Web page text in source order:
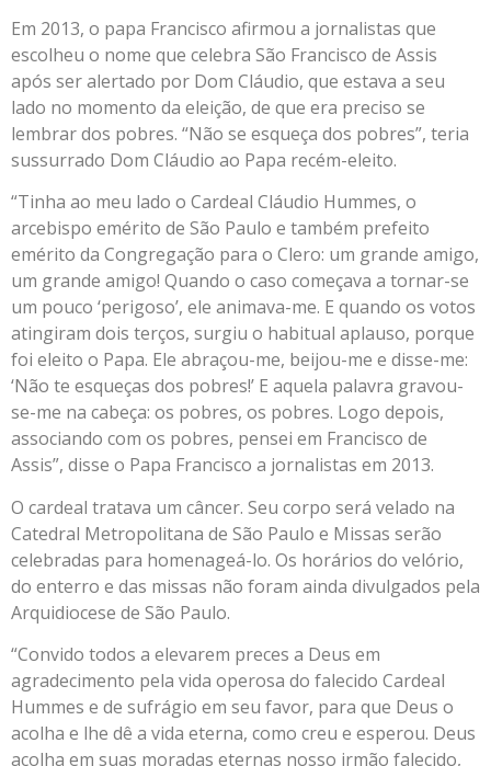
Em 2013, o papa Francisco afirmou a jornalistas que
escolheu o nome que celebra São Francisco de Assis
após ser alertado por Dom Cláudio, que estava a seu
lado no momento da eleição, de que era preciso se
lembrar dos pobres. “Não se esqueça dos pobres”, teria
sussurrado Dom Cláudio ao Papa recém-eleito.
“Tinha ao meu lado o Cardeal Cláudio Hummes, o
arcebispo emérito de São Paulo e também prefeito
emérito da Congregação para o Clero: um grande amigo,
um grande amigo! Quando o caso começava a tornar-se
um pouco ‘perigoso’, ele animava-me. E quando os votos
atingiram dois terços, surgiu o habitual aplauso, porque
foi eleito o Papa. Ele abraçou-me, beijou-me e disse-me:
‘Não te esqueças dos pobres!’ E aquela palavra gravou-
se-me na cabeça: os pobres, os pobres. Logo depois,
associando com os pobres, pensei em Francisco de
Assis”, disse o Papa Francisco a jornalistas em 2013.
O cardeal tratava um câncer. Seu corpo será velado na
Catedral Metropolitana de São Paulo e Missas serão
celebradas para homenageá-lo. Os horários do velório,
do enterro e das missas não foram ainda divulgados pela
Arquidiocese de São Paulo.
“Convido todos a elevarem preces a Deus em
agradecimento pela vida operosa do falecido Cardeal
Hummes e de sufrágio em seu favor, para que Deus o
acolha e lhe dê a vida eterna, como creu e esperou. Deus
acolha em suas moradas eternas nosso irmão falecido,